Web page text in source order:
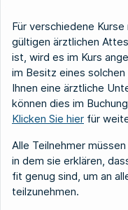
Für verschiedene
gültigen ärztlichen
ist, wird es im Kurs
im Besitz eines
Ihnen eine ärztliche
können dies im
Klicken Sie hier für
Alle Teilnehmer
in dem sie erklären,
fit genug sind, um an
teilzunehmen.